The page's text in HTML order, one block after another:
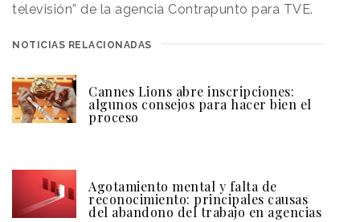
televisión” de la agencia Contrapunto para TVE.
NOTICIAS RELACIONADAS
Cannes Lions abre inscripciones:
algunos consejos para hacer bien el
proceso
Agotamiento mental y falta de
reconocimiento: principales causas
del abandono del trabajo en agencias